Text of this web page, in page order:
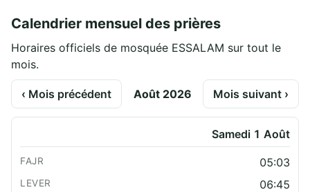
Calendrier mensuel des prières
Horaires officiels de mosquée ESSALAM sur tout le
mois.
‹ Mois précédent Août 2026 Mois suivant ›
Samedi 1 Août
05:03
06:45